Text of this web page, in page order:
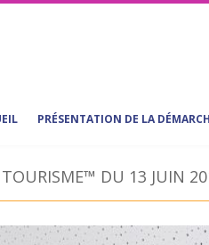
PRÉSENTATION DE LA
TOURISME™ DU 13 JUIN